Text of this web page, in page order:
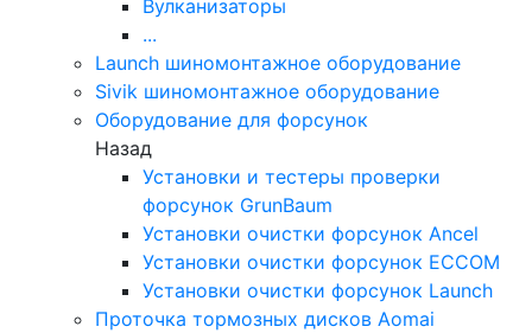
Вулканизаторы
...
Launch шиномонтажное оборудование
Sivik шиномонтажное оборудование
Оборудование для форсунок
Назад
Установки и тестеры проверки
форсунок GrunBaum
Установки очистки форсунок Ancel
Установки очистки форсунок ECCOM
Установки очистки форсунок Launch
Проточка тормозных дисков Aomai